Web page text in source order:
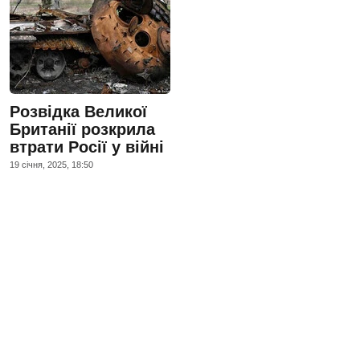
Розвідка Великої
Британії розкрила
втрати Росії у війні
19 сiчня, 2025, 18:50